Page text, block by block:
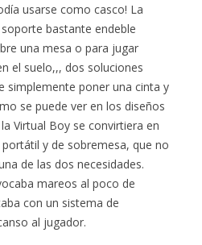
usarse como casco! La
bastante endeble
una mesa o para jugar
el suelo,,, dos soluciones
simplemente poner una cinta y
se puede ver en los diseños
Virtual Boy se convirtiera en
y de sobremesa, que no
de las dos necesidades.
mareos al poco de
con un sistema de
al jugador.